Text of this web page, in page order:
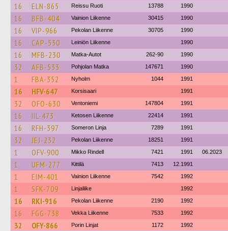
16 ELN-865 Reissu Ruoti 13788 1990
16 BFB-404 Vainion Liikenne 30415 1990
16 VIP-966 Pekolan Liikenne 30705 1990
16 CAP-530 Leiniön Liikenne 1990
16 MFB-230 Matka-Autot 262-90 1990
32 AFB-533 Pohjolan Matka 147671 1990
1 FBA-352 Nyholm 1044 1991
16 HFV-647 Korsisaari 1991
32 OFO-630 Ventoniemi 147804 1991
16 IIL-473 Ketosen Liikenne 22414 1991
16 RFH-397 Someron Linja 7289 1991
32 JEJ-232 Pekolan Liikenne 18251 1991
1 OFV-900 Mikko Rindell 7421 1991 06.2023
1 UFM-277 Kittilä 7413 12.1991
1 EIM-401 Vainion Liikenne 7542 1992
1 SFK-709 Linjaliike 1992
16 RKI-916 Pekolan Liikenne 2190 1992
16 FGG-738 Vekka Liikenne 7533 1992
32 OFY-866 Porin Linjat 1172 1992